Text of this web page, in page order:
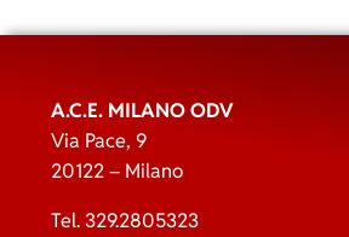
A.C.E. MILANO ODV
Via Pace, 9
20122 – Milano
Tel. 329.2805323